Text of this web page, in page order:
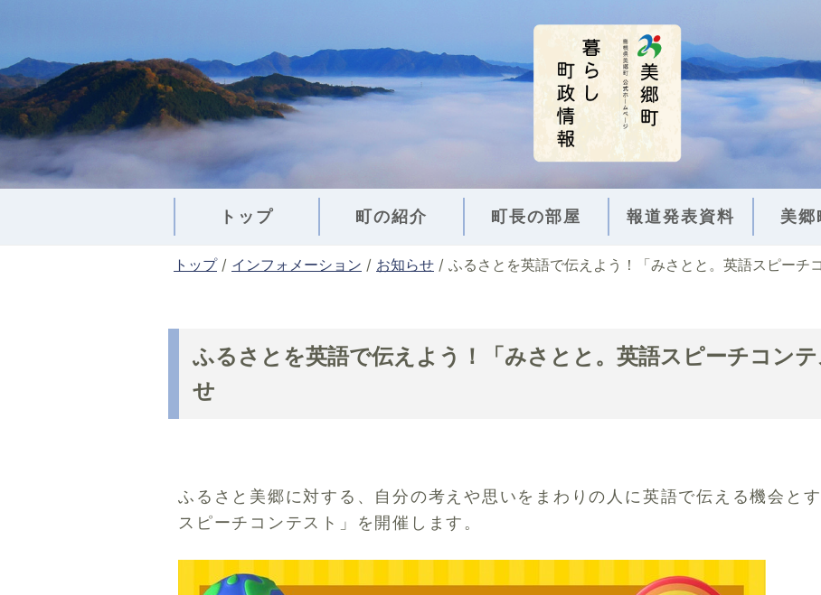
トップ 町の紹介 町長の部屋 報道発表資料 美郷
現
トップ/ インフォメーション / お知らせ / ふるさとを英語で伝えよう！「みさとと。英語スピーチ
ふるさとを英語で伝えよう！「みさとと。英語スピーチコン
せ
ふるさと美郷に対する、自分の考えや思いをまわりの人に英語で伝える機会と
スピーチコンテスト」を開催します。